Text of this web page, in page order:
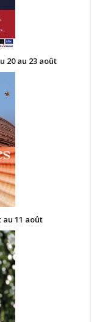
20 au 23 août
11 août